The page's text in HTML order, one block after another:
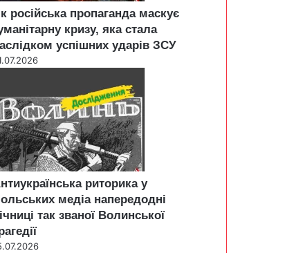
російська пропаганда маскує
кризу, яка стала
успішних ударів ЗСУ
риторика у
медіа напередодні
так званої Волинської